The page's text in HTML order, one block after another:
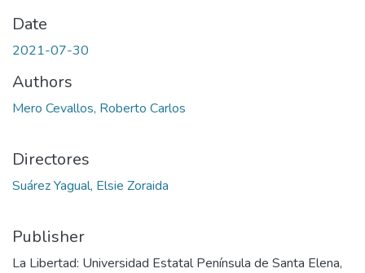
Date
2021-07-30
Authors
Mero Cevallos, Roberto Carlos
Directores
Suárez Yagual, Elsie Zoraida
Publisher
La Libertad: Universidad Estatal Península de Santa Elena,